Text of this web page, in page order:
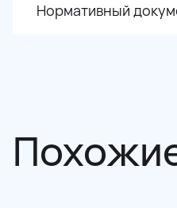
Нормативный